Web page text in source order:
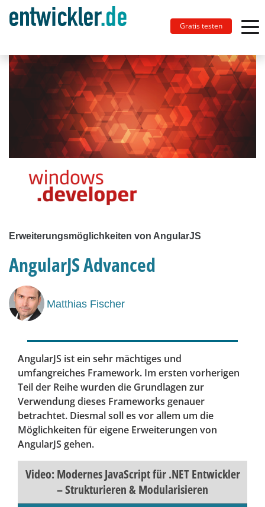
Gratis testen
Erweiterungsmöglichkeiten von AngularJS
AngularJS Advanced
Matthias Fischer
AngularJS ist ein sehr mächtiges und
umfangreiches Framework. Im ersten vorherigen
Teil der Reihe wurden die Grundlagen zur
Verwendung dieses Frameworks genauer
betrachtet. Diesmal soll es vor allem um die
Möglichkeiten für eigene Erweiterungen von
AngularJS gehen.
Video: Modernes JavaScript für .NET Entwickler
– Strukturieren & Modularisieren